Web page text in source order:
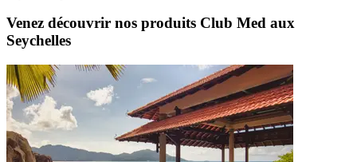
Venez découvrir nos produits Club Med aux
Seychelles